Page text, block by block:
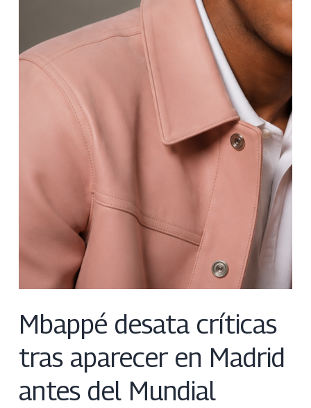
Mbappé desata críticas
tras aparecer en Madrid
antes del Mundial